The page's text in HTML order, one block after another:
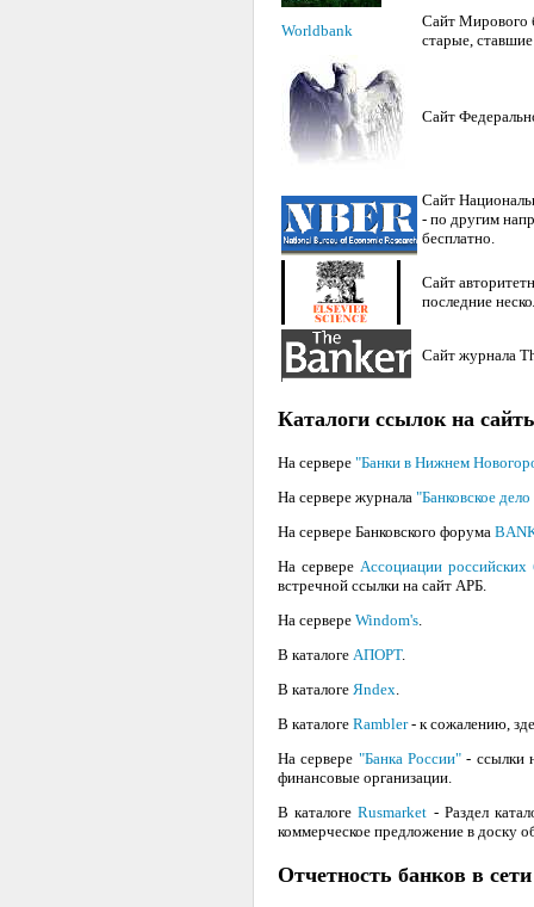
Worldbank
Сайт Мирового
старые,
Сайт
Сайт
- по другим
бесплатно.
Сайт
последние
Сайт журнала
Каталоги ссылок на
На сервере "Банки в Нижнем
На сервере журнала "Банковское
На сервере Банковского форума
На сервере Ассоциации российских
встречной ссылки на сайт АРБ.
На сервере Windom's
В каталоге АПОРТ.
В каталоге Яndex
В каталоге Rambler- к сожалению,
На сервере "Банка России" - ссылки
финансовые организации.
В каталогеRusmarket - Раздел
коммерческое предложение в доску
Отчетность банков в сети